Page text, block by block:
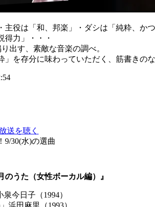
主役は「和、邦楽」・ダシは「純粋、かつ
得力」・・・
出す、素敵な音楽の調べ。
」を存分に味わっていただく、筋書きの
送を聴く
9/30(水)の選曲
のうた（女性ボーカル編）』
今日子（1994）